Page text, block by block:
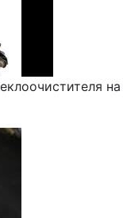
на